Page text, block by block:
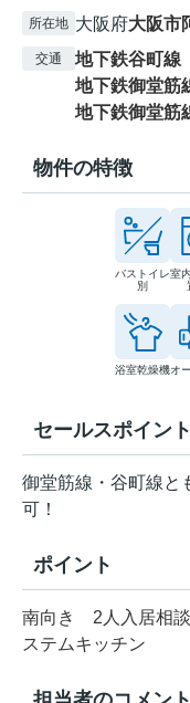
所在地 大阪府大阪市
交通 地下鉄谷町線
地下鉄御堂筋
地下鉄御堂筋
物件の特徴
バストイレ
別
室
浴室乾燥機オ
セールスポイント
御堂筋線・谷町線と
可！
ポイント
南向き 2人入居相談
ステムキッチン